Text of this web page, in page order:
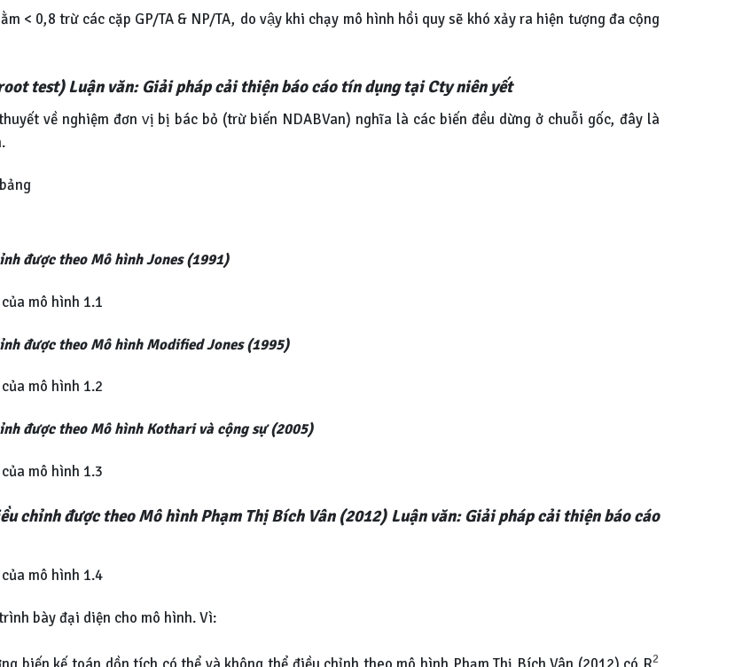
< 0,8 trừ các cặp GP/TA & NP/TA, do vậy khi chạy mô hình hồi quy sẽ khó xảy ra hiện tượng đa cộng
test) Luận văn: Giải pháp cải thiện báo cáo tín dụng tại Cty niên yết
về nghiệm đơn vị bị bác bỏ (trừ biến NDABVan) nghĩa là các biến đều dừng ở chuỗi gốc, đây là
được theo Mô hình Jones(1991)
mô hình 1.1
được theo Mô hình Modified Jones (1995)
mô hình 1.2
được theo Mô hình Kothari và cộng sự (2005)
mô hình 1.3
chỉnh được theo Mô hình Phạm Thị Bích Vân (2012) Luận văn: Giải pháp cải thiện báo cáo
mô hình 1.4
bày đại diện cho mô hình. Vì:
2